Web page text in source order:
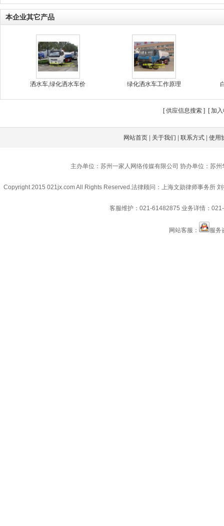
本企业其它产品
洒水车,绿化洒水车价 绿化洒水车工作原理
[供应信息搜索 ] [加
网站首页 关于我们 |联系方式 |使用
主办单位：苏州一家人网络传媒有限公司 协办单位：苏
Copyright 2015 021jx.com All Rights Reserved.法律顾问：上海文勋律师事务所
客服维护：021-61482875 业务详情：
网站客服： 服务